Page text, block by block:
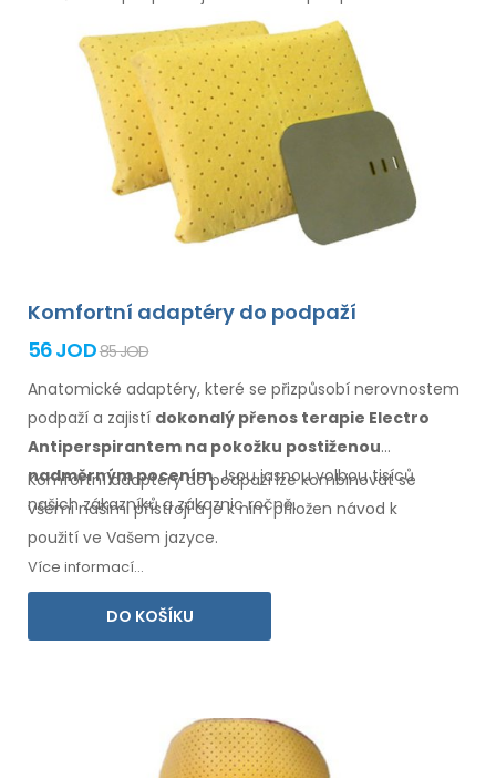
Komfortní adaptéry do podpaží
56 JOD85 JOD
Anatomické adaptéry, které se přizpůsobí nerovnostem
podpaží a zajistí dokonalý přenos terapie Electro
Antiperspirantem na pokožku postiženou
nadměrným pocením. Jsou jasnou volbou tisíců
našich zákazníkůa zákaznicročně.
Komfortní adaptérydo podpažílze kombinovatse
všeminašimi přístroji a je k nim přiložen návod k
použití ve Vašem jazyce.
Více informací...
DO KOŠÍKU